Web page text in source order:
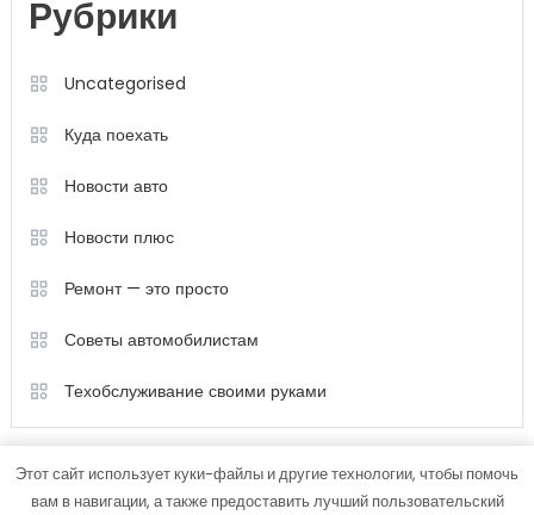
Рубрики
Uncategorised
Куда поехать
Новости авто
Новости плюс
Ремонт — это просто
Советы автомобилистам
Техобслуживание своими руками
Этот сайт использует куки-файлы и другие технологии, чтобы помочь
вам в навигации, а также предоставить лучший пользовательский